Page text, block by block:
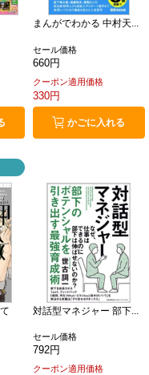
まんがでわかる 中村天...
セール価格
660円
クーポン適用価格
330円
かごに入れる
対話型マネジャー 部下...
セール価格
792円
クーポン適用価格